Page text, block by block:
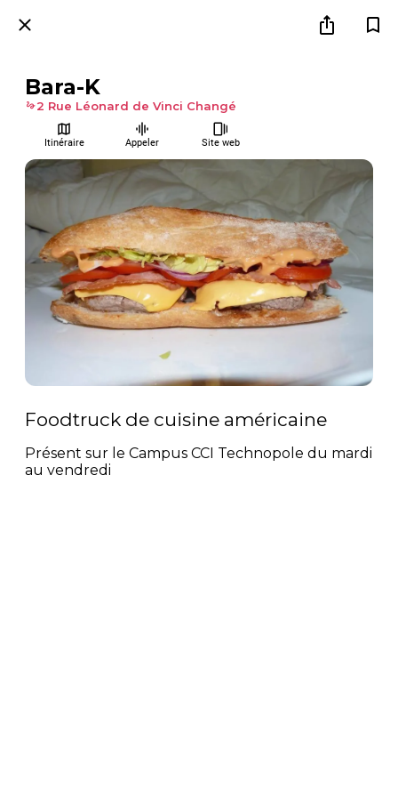
Bara-K
2 Rue Léonard de Vinci Changé
Itinéraire Appeler Site web
Foodtruck de cuisine américaine
Présent sur le Campus CCI Technopole du mardi
au vendredi